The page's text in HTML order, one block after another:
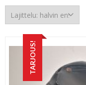
TARJOUS!